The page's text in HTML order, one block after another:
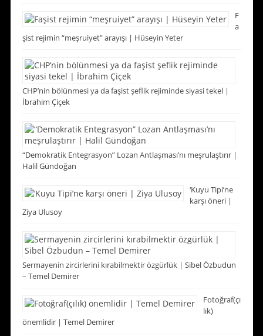
F
a
şist rejimin “meşruiyet” arayışı | Hüseyin Yeter
CHP’nin bölünmesi ya da faşist şeflik rejiminde siyasi tekel |
İbrahim Çiçek
“Demokratik Entegrasyon” Lozan Antlaşması’nı meşrulaştırır |
Halil Gündoğan
‘Kuyu Tipi’ne
karşı öneri |
Ziya Ulusoy
Sermayenin zircirlerini kırabilmektir özgürlük | Sibel Özbudun
– Temel Demirer
Fotoğraf(çı
lık)
önemlidir | Temel Demirer